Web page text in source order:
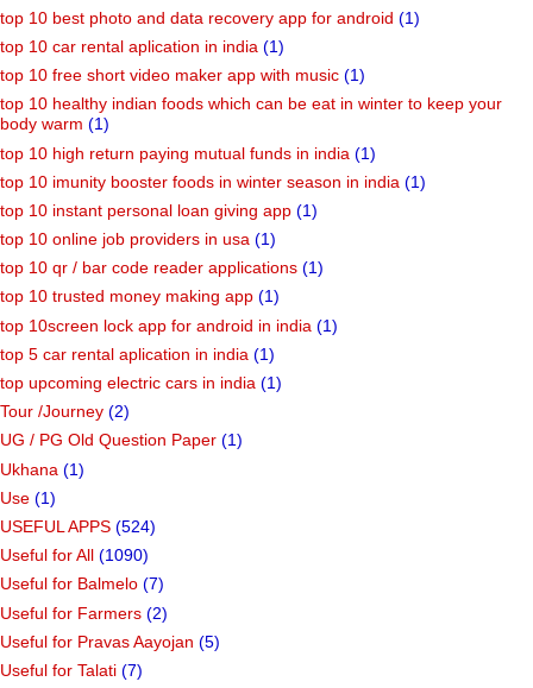
top 10 best photo and data recovery app for android (1)
top 10 car rental aplication in india (1)
top 10 free short video maker app with music (1)
top 10 healthy indian foods which can be eat in winter to keep your
body warm (1)
top 10 high return paying mutual funds in india (1)
top 10 imunity booster foods in winter season in india (1)
top 10 instant personal loan giving app (1)
top 10 online job providers in usa (1)
top 10 qr / bar code reader applications (1)
top 10 trusted money making app (1)
top 10screen lock app for android in india (1)
top 5 car rental aplication in india (1)
top upcoming electric cars in india (1)
Tour /Journey (2)
UG / PG Old Question Paper (1)
Ukhana (1)
Use (1)
USEFUL APPS (524)
Useful for All (1090)
Useful for Balmelo (7)
Useful for Farmers (2)
Useful for Pravas Aayojan (5)
Useful for Talati (7)